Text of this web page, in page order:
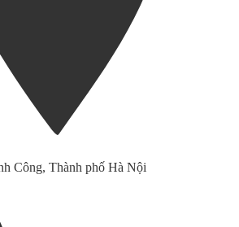
Công, Thành phố Hà Nội